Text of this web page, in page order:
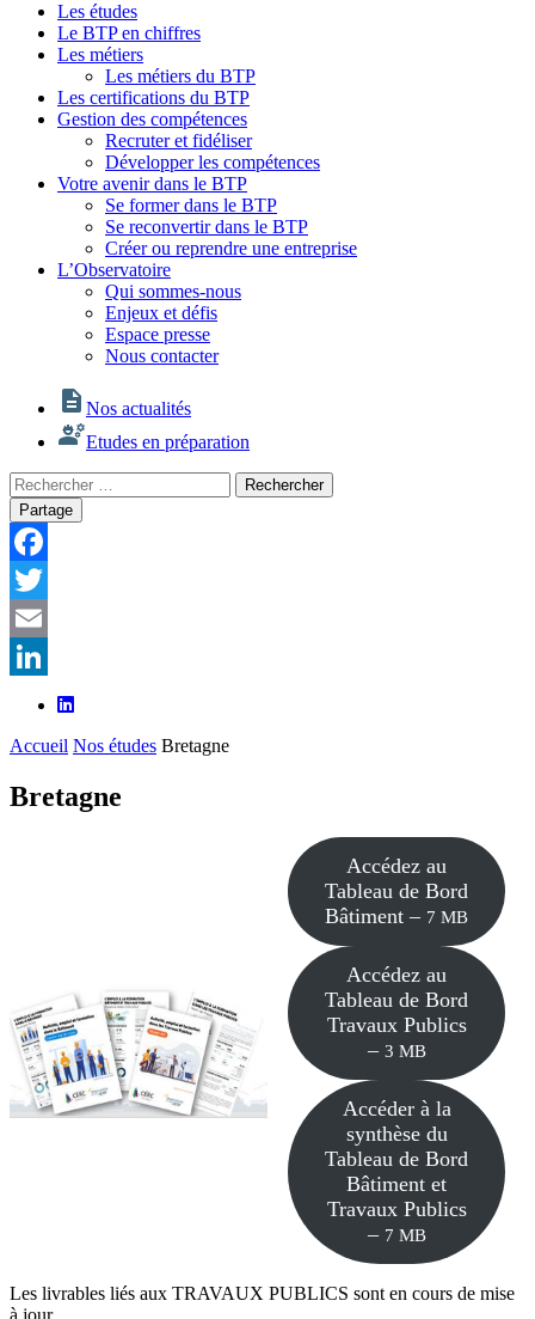
Les études
Le BTP en chiffres
Les métiers
Les métiers du BTP
Les certifications du BTP
Gestion des compétences
Recruter et fidéliser
Développer les compétences
Votre avenir dans le BTP
Se former dans le BTP
Se reconvertir dans le BTP
Créer ou reprendre une entreprise
L’Observatoire
Qui sommes-nous
Enjeux et défis
Espace presse
Nous contacter
Nos actualités
Etudes en préparation
Rechercher
:
Rechercher
Partage
Facebook
Twitter
Email
LinkedIn
Accueil Nos études Bretagne
Bretagne
Accédez au
Tableau de Bord
Bâtiment – 7 MB
Accédez au
Tableau de Bord
Travaux Publics
– 3 MB
Accéder à la
synthèse du
Tableau de Bord
Bâtiment et
Travaux Publics
– 7 MB
Les livrables liés aux TRAVAUX PUBLICS sont en cours de mise
à jour